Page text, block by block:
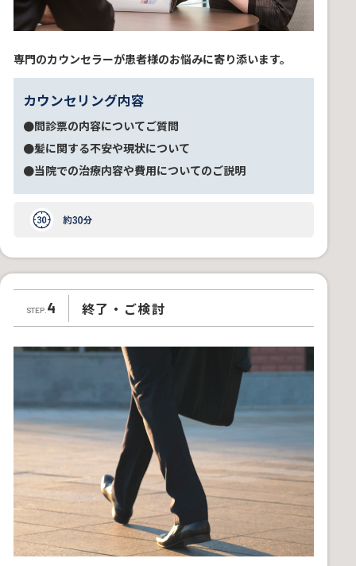
専門のカウンセラーが患者様のお悩みに寄り添います。
カウンセリング内容
●問診票の内容についてご質問
●髪に関する不安や現状について
●当院での治療内容や費用についてのご説明
STEP. 4 終了・ご検討